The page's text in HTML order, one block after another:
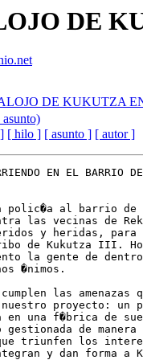
DE
DE KUKUTZA
[ hilo ] [ asunto ] [ autor ]
EN EL BARRIO
al barrio de
las vecinas de
y heridas, para
de Kukutza III.
la gente de
�nimos.
las amenazas
proyecto: un
en una f�brica de
de
triunfen los
y dan forma a